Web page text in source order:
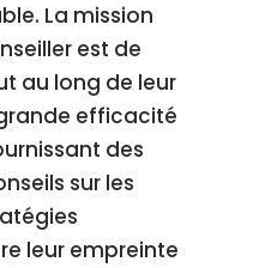
La mission
est de
au long de leur
efficacité
des
sur les
leur empreinte